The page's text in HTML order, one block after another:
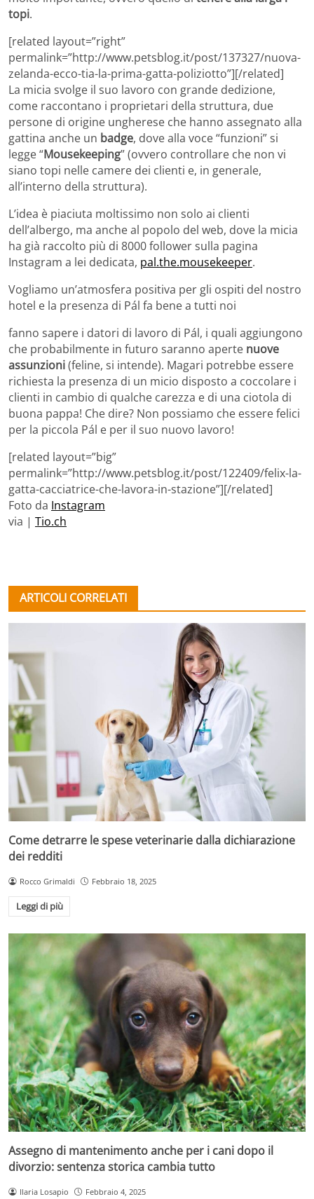
topi.
[related layout=”right”
permalink=”http://www.petsblog.it/post/137327/nuova-
zelanda-ecco-tia-la-prima-gatta-poliziotto”][/related]
La micia svolge il suo lavoro con grande dedizione,
come raccontano i proprietari della struttura, due
persone di origine ungherese che hanno assegnato alla
gattina anche un badge, dove alla voce “funzioni” si
legge “Mousekeeping” (ovvero controllare che non vi
siano topi nelle camere dei clienti e, in generale,
all’interno della struttura).
L’idea è piaciuta moltissimo non solo ai clienti
dell’albergo, ma anche al popolo del web, dove la micia
ha già raccolto più di 8000 follower sulla pagina
Instagram a lei dedicata, pal.the.mousekeeper.
Vogliamo un’atmosfera positiva per gli ospiti del nostro
hotel e la presenza di Pál fa bene a tutti noi
fanno sapere i datori di lavoro di Pál, i quali aggiungono
che probabilmente in futuro saranno aperte nuove
assunzioni(feline, si intende). Magari potrebbe essere
richiesta la presenza di un micio disposto a coccolare i
clienti in cambio di qualche carezza e di una ciotola di
buona pappa! Che dire? Non possiamo che essere felici
per la piccola Pál e per il suo nuovo lavoro!
[related layout=”big”
permalink=”http://www.petsblog.it/post/122409/felix-la-
gatta-cacciatrice-che-lavora-in-stazione”][/related]
Foto da Instagram
via | Tio.ch
ARTICOLI CORRELATI
Come detrarre le spese veterinarie dalla dichiarazione
dei redditi
Rocco Grimaldi Febbraio 18, 2025
Leggi di più
Assegno di mantenimento anche per i cani dopo il
divorzio: sentenza storica cambia tutto
Ilaria Losapio Febbraio 4, 2025